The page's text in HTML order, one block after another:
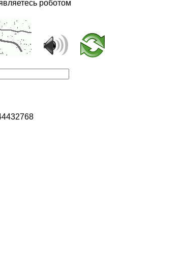
роботом